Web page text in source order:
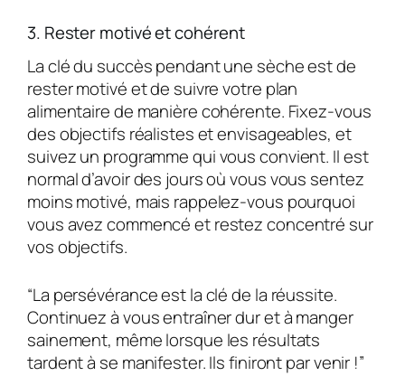
3. Rester motivé et cohérent
La clé du succès pendant une sèche est de
rester motivé et de suivre votre plan
alimentaire de manière cohérente. Fixez-vous
des objectifs réalistes et envisageables, et
suivez un programme qui vous convient. Il est
normal d’avoir des jours où vous vous sentez
moins motivé, mais rappelez-vous pourquoi
vous avez commencé et restez concentré sur
vos objectifs.
“La persévérance est la clé de la réussite.
Continuez à vous entraîner dur et à manger
sainement, même lorsque les résultats
tardent à se manifester. Ils finiront par venir !”